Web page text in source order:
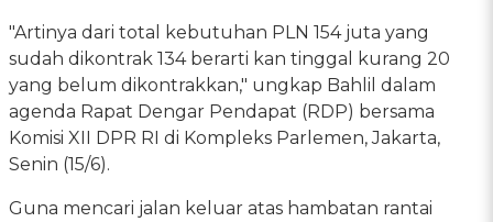
"Artinya dari total kebutuhan PLN 154 juta yang
sudah dikontrak 134 berarti kan tinggal kurang 20
yang belum dikontrakkan," ungkap Bahlil dalam
agenda Rapat Dengar Pendapat (RDP) bersama
Komisi XII DPR RI di Kompleks Parlemen, Jakarta,
Senin (15/6).
Guna mencari jalan keluar atas hambatan rantai